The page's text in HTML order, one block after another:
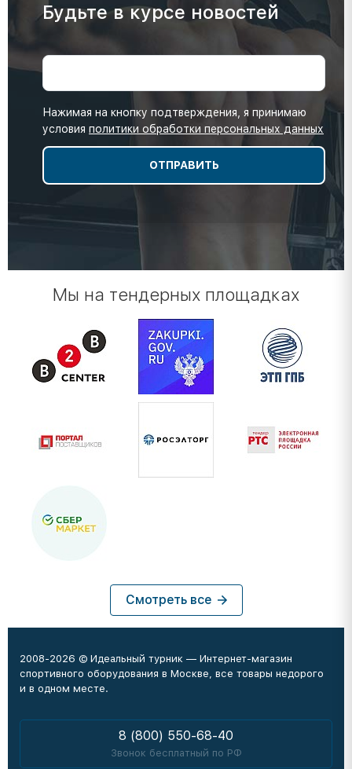
Будьте в курсе новостей
Нажимая на кнопку подтверждения, я принимаю
условия политики обработки персональных данных
Мы на тендерных площадках
Смотреть все
2008-2026 © Идеальный турник — Интернет-магазин
спортивного оборудования в Москве, все товары недорого
и в одном месте.
8 (800) 550-68-40
Звонок бесплатный по РФ